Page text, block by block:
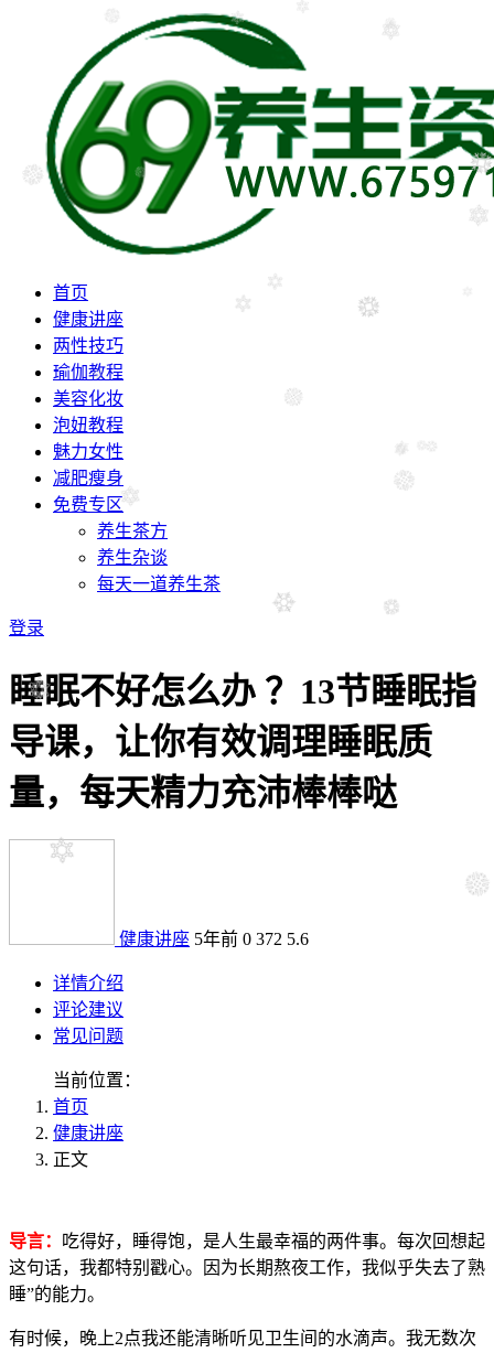
首页
健康讲座
两性技巧
瑜伽教程
美容化妆
泡妞教程
魅力女性
减肥瘦身
免费专区
养生茶方
养生杂谈
每天一道养生茶
登录
睡眠不好怎么办 ？13节睡眠指
导课，让你有效调理睡眠质
量，每天精力充沛棒棒哒
健康讲座 5年前 0 372 5.6
详情介绍
评论建议
常见问题
当前位置：
首页
健康讲座
正文
导言：
吃得好，睡得饱，是人生最幸福的两件事。每次回想起
这句话，我都特别戳心。因为长期熬夜工作，我似乎失去了熟
睡”的能力。
有时候，晚上2点我还能清晰听见卫生间的水滴声。我无数次